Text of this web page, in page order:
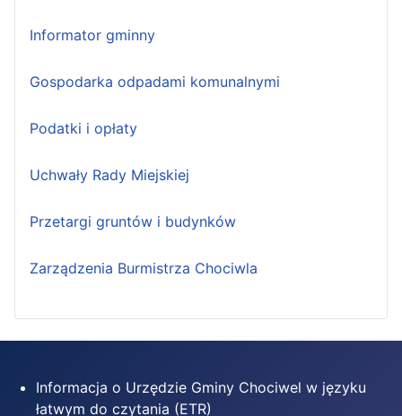
Informator gminny
Gospodarka odpadami komunalnymi
Podatki i opłaty
Uchwały Rady Miejskiej
Przetargi gruntów i budynków
Zarządzenia Burmistrza Chociwla
Informacja o Urzędzie Gminy Chociwel w języku
łatwym do czytania (ETR)